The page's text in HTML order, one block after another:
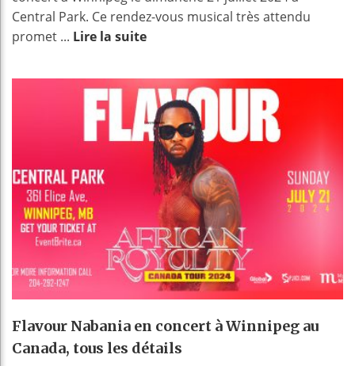
Central Park. Ce rendez-vous musical très attendu
promet ... Lire la suite
Flavour Nabania en concert à Winnipeg au
Canada, tous les détails